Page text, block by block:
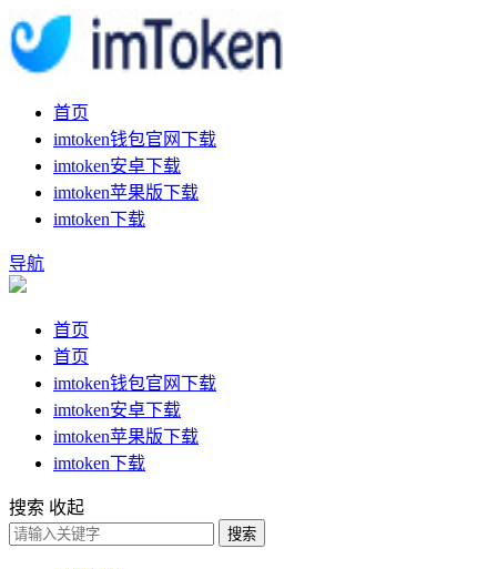
首页
imtoken钱包官网下载
imtoken安卓下载
imtoken苹果版下载
imtoken下载
导航
首页
首页
imtoken钱包官网下载
imtoken安卓下载
imtoken苹果版下载
imtoken下载
搜索 收起
搜索